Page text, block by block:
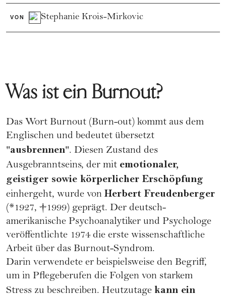
VON Stephanie Krois-Mirkovic
Was ist ein Burnout?
Das Wort Burnout (Burn-out) kommt aus dem
Englischen und bedeutet übersetzt
"ausbrennen". Diesen Zustand des
Ausgebranntseins, der mit emotionaler,
geistiger sowie körperlicher Erschöpfung
einhergeht, wurde von Herbert Freudenberger
(*1927, †1999) geprägt. Der deutsch-
amerikanische Psychoanalytiker und Psychologe
veröffentlichte 1974 die erste wissenschaftliche
Arbeit über das Burnout-Syndrom.
Darin verwendete er beispielsweise den Begriff,
um in Pflegeberufen die Folgen von starkem
Stress zu beschreiben. Heutzutage kann ein